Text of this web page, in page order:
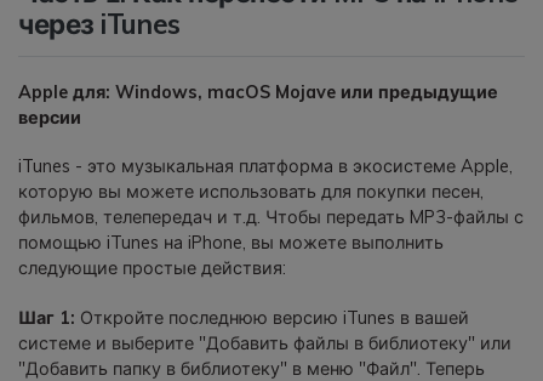
Передавайте данные смартфона,
данные WhatsApp и файлы между
через iTunes
Apple для: Windows, macOS Mojave или предыдущие
версии
iTunes - это музыкальная платформа в экосистеме Apple,
которую вы можете использовать для покупки песен,
фильмов, телепередач и т.д. Чтобы передать MP3-файлы с
помощью iTunes на iPhone, вы можете выполнить
следующие простые действия:
Шаг 1: Откройте последнюю версию iTunes в вашей
системе и выберите "Добавить файлы в библиотеку" или
"Добавить папку в библиотеку" в меню "Файл". Теперь